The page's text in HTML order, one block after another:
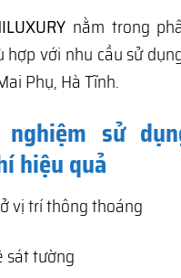
nằm trong
hợp với nhu cầu sử
Phụ, Hà Tĩnh.
sử
hiệu quả
vị trí thông thoáng
sát tường